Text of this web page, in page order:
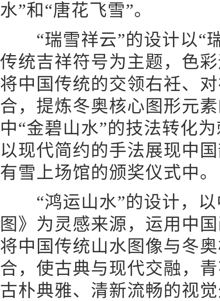
水”和“唐花飞雪”。
“瑞雪祥云”的设计以“
传统吉祥符号为主题，色
将中国传统的交领右衽、
合，提炼冬奥核心图形元
中“金碧山水”的技法转化
以现代简约的手法展现中
有雪上场馆的颁奖仪式中。
“鸿运山水”的设计，以
图》为灵感来源，运用中
将中国传统山水图像与冬
合，使古典与现代交融，
古朴典雅、清新流畅的视